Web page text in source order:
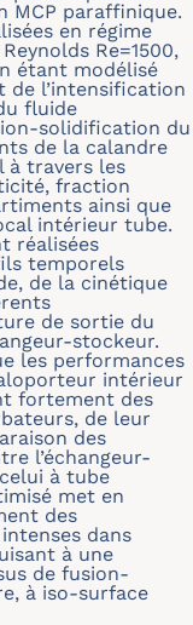
MCP paraffinique.
en régime
Re=1500,
étant modélisé
de l’intensification
fluide
solidification du
de la calandre
à travers les
fraction
ainsi que
intérieur tube.
réalisées
temporels
de la cinétique
de sortie du
stockeur.
les performances
intérieur
fortement des
de leur
des
l’échangeur-
à tube
met en
des
dans
à une
de fusion-
à iso-surface